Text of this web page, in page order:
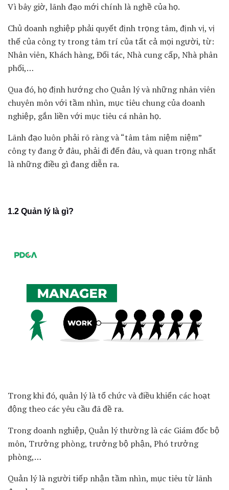
Vì bây giờ, lãnh đạo mới chính là nghề của họ.
Chủ doanh nghiệp phải quyết định trọng tâm, định vị, vị
thế của công ty trong tâm trí của tất cả mọi người, từ:
Nhân viên, Khách hàng, Đối tác, Nhà cung cấp, Nhà phân
phối,…
Qua đó, họ định hướng cho Quản lý và những nhân viên
chuyên môn với tầm nhìn, mục tiêu chung của doanh
nghiệp, gắn liền với mục tiêu cá nhân họ.
Lãnh đạo luôn phải rõ ràng và “tâm tâm niệm niệm”
công ty đang ở đâu, phải đi đến đâu, và quan trọng nhất
là những điều gì đang diễn ra.
1.2 Quản lý là gì?
Trong khi đó, quản lý là tổ chức và điều khiển các hoạt
động theo các yêu cầu đã đề ra.
Trong doanh nghiệp, Quản lý thường là các Giám đốc bộ
môn, Trưởng phòng, trưởng bộ phận, Phó trưởng
phòng,…
Quản lý là người tiếp nhận tầm nhìn, mục tiêu từ lãnh